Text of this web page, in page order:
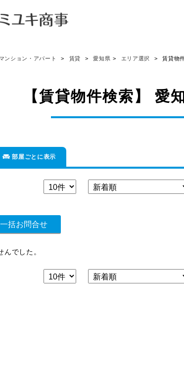
ンション・アパート 賃貸 愛知県 エリア選択 賃貸物
【賃貸物件検索】 愛
部屋ごとに表示
でした。